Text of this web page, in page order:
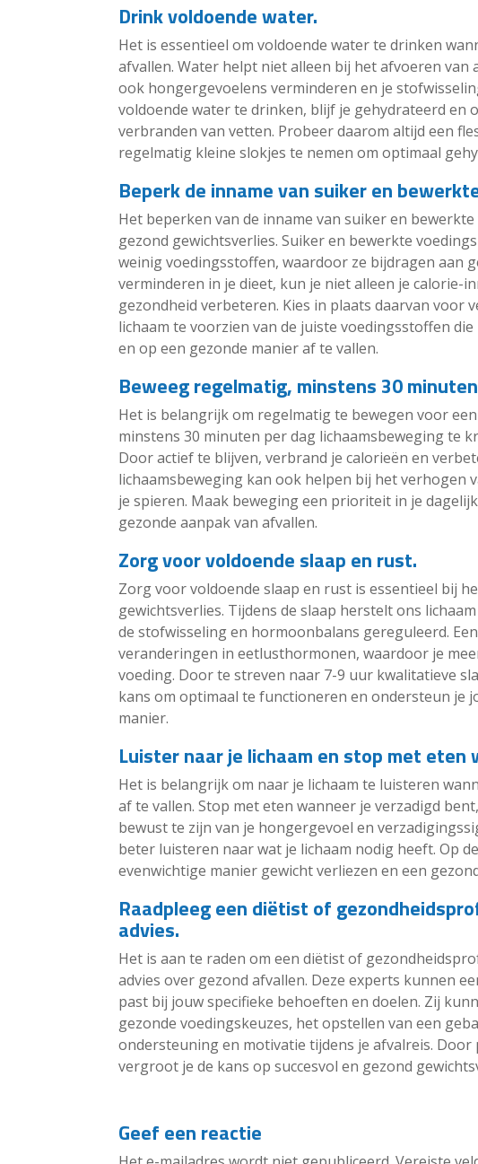
Drink voldoende water.
Het is essentieel om voldoende water te drinken
afvallen. Water helpt niet alleen bij het afvoeren van
ook hongergevoelens verminderen en je
voldoende water te drinken, blijf je gehydrateerd en
verbranden van vetten. Probeer daarom altijd een
regelmatig kleine slokjes te nemen om optimaal
Beperk de inname van suiker en
Het beperken van de inname van suiker en
gezond gewichtsverlies. Suiker en bewerkte
weinig voedingsstoffen, waardoor ze bijdragen aan
verminderen in je dieet, kun je niet alleen je calorie-
gezondheid verbeteren. Kies in plaats daarvan voor
lichaam te voorzien van de juiste voedingsstoffen
en op een gezonde manier af te vallen.
Beweeg regelmatig, minstens 30
Het is belangrijk om regelmatig te bewegen voor
minstens 30 minuten per dag lichaamsbeweging te
Door actief te blijven, verbrand je calorieën en
lichaamsbeweging kan ook helpen bij het verhogen
je spieren. Maak beweging een prioriteit in je
gezonde aanpak van afvallen.
Zorg voor voldoende slaap en rust.
Zorg voor voldoende slaap en rust is essentieel bij
gewichtsverlies. Tijdens de slaap herstelt ons
de stofwisseling en hormoonbalans gereguleerd.
veranderingen in eetlusthormonen, waardoor je
voeding. Door te streven naar 7-9 uur kwalitatieve
kans om optimaal te functioneren en ondersteun je
manier.
Luister naar je lichaam en stop met eten
Het is belangrijk om naar je lichaam te luisteren
af te vallen. Stop met eten wanneer je verzadigd
bewust te zijn van je hongergevoel en
beter luisteren naar wat je lichaam nodig heeft. Op
evenwichtige manier gewicht verliezen en een
Raadpleeg een diëtist of
advies.
Het is aan te raden om een diëtist of
advies over gezond afvallen. Deze experts kunnen
past bij jouw specifieke behoeften en doelen. Zij
gezonde voedingskeuzes, het opstellen van een
ondersteuning en motivatie tijdens je afvalreis.
vergroot je de kans op succesvol en gezond
Geef een reactie